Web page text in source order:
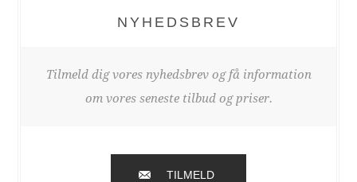
NYHEDSBREV
Tilmeld dig vores nyhedsbrev og få information
om vores seneste tilbud og priser.
TILMELD